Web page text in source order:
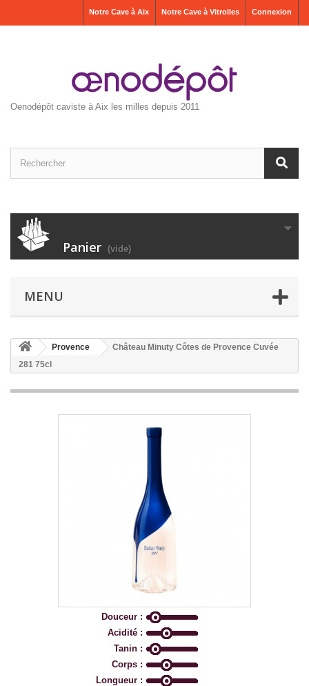
Connexion
Notre Cave à Vitrolles
Notre Cave à Aix
Oenodépôt caviste à Aix les milles depuis 2011
Panier (vide)
MENU
Provence
Château Minuty Côtes de Provence Cuvée
281 75cl
Douceur :
Acidité :
Tanin :
Corps :
Longueur :